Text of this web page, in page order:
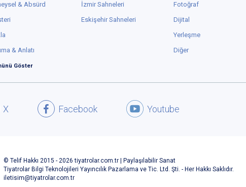
& Absürd
& Anlatı
Göster
İzmir Sahneleri
Eskişehir Sahneleri
Fotoğraf
Dijital
Yerleşme
Diğer
Youtube
Facebook
X
© Telif Hakkı 2015 - 2026 tiyatrolar.com.tr | Paylaşılabilir Sanat
Tiyatrolar Bilgi Teknolojileri Yayıncılık Pazarlama ve Tic. Ltd. Şti. - Her Hakkı Saklıdır.
iletisim@tiyatrolar.com.tr